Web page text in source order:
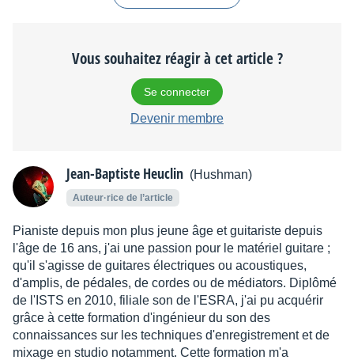
Vous souhaitez réagir à cet article ?
Se connecter
Devenir membre
Jean-Baptiste Heuclin (Hushman)
Auteur·rice de l’article
Pianiste depuis mon plus jeune âge et guitariste depuis
l'âge de 16 ans, j'ai une passion pour le matériel guitare ;
qu'il s'agisse de guitares électriques ou acoustiques,
d'amplis, de pédales, de cordes ou de médiators. Diplômé
de l'ISTS en 2010, filiale son de l'ESRA, j'ai pu acquérir
grâce à cette formation d'ingénieur du son des
connaissances sur les techniques d'enregistrement et de
mixage en studio notamment. Cette formation m'a